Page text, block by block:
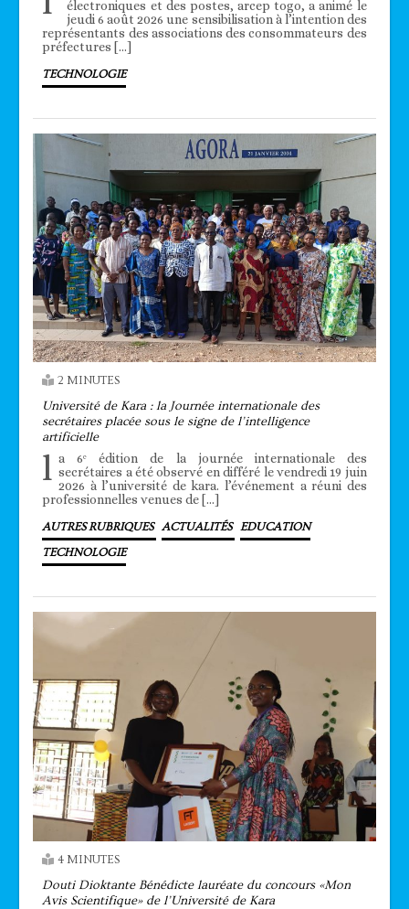
électroniques et des postes, arcep togo, a animé le
jeudi 6 août 2026 une sensibilisation à l’intention des
représentants des associations des consommateurs des
préfectures […]
TECHNOLOGIE
2 MINUTES
Université de Kara : la Journée internationale des
secrétaires placée sous le signe de l’intelligence
artificielle
l a 6ᵉ édition de la journée internationale des
secrétaires a été observé en différé le vendredi 19 juin
2026 à l’université de kara. l’événement a réuni des
professionnelles venues de […]
AUTRES RUBRIQUES ACTUALITÉS EDUCATION
TECHNOLOGIE
4 MINUTES
Douti Dioktante Bénédicte lauréate du concours «Mon
Avis Scientifique» de l’Université de Kara